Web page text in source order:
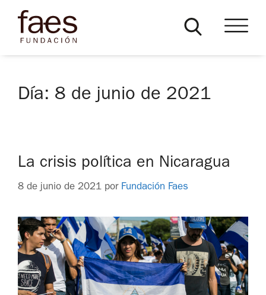
Día: 8 de junio de 2021
La crisis política en Nicaragua
8 de junio de 2021 por Fundación Faes